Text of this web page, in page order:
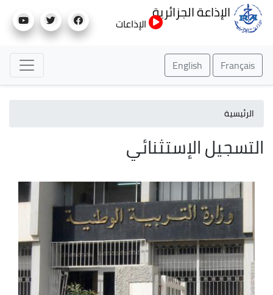
إلى
الإذاعة الجزائرية
الإذاعات
Français
English
الرئيسية
التسجيل الإستثنائي